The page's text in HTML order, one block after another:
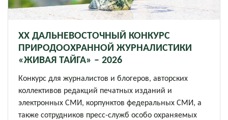
XХ ДАЛЬНЕВОСТОЧНЫЙ КОНКУРС
ПРИРОДООХРАННОЙ ЖУРНАЛИСТИКИ
«ЖИВАЯ ТАЙГА» – 2026
Конкурс для журналистов и блогеров, авторских
коллективов редакций печатных изданий и
электронных СМИ, корпунктов федеральных СМИ, а
также сотрудников пресс-служб особо охраняемых